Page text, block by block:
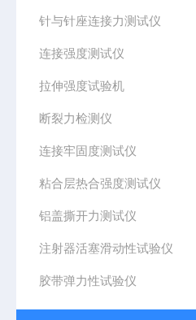
针与针座连接力测试仪
连接强度测试仪
拉伸强度试验机
断裂力检测仪
连接牢固度测试仪
粘合层热合强度测试仪
铝盖撕开力测试仪
注射器活塞滑动性试验仪
胶带弹力性试验仪